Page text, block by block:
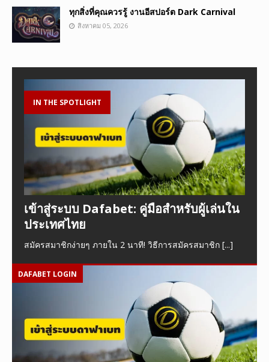
ทุกสิ่งที่คุณควรรู้ งานอีสปอร์ต Dark Carnival
สิงหาคม 05, 2026
IN THE SPOTLIGHT
เข้าสู่ระบบ Dafabet: คู่มือสำหรับผู้เล่นใน
ประเทศไทย
สมัครสมาชิกง่ายๆ ภายใน 2 นาที! วิธีการสมัครสมาชิก [...]
DAFABET LOGIN